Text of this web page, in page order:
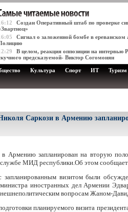
Создан Оперативный штаб по проверке
Сигнал о заложенной бомбе в ереванском
В целом, реакция оппозиции на интервью
предсказуемой- Виктор Согомонян
Культура Спорт ИТ Туризм
Саркози в Армению
Армению запланирован на вторую
службе МИД республики.Об этом
визитом были
иностранных дел Армении
вопросам Жаном-
планируемого визита